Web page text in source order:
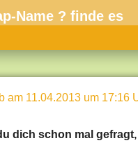
Geschichte & Kultur
Mensch & Natur
Universum
Name ? finde es
am 11.04.2013 um 17:16
dich schon mal